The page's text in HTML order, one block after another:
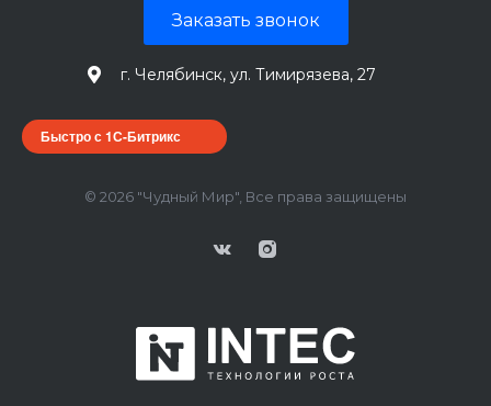
Заказать звонок
г. Челябинск, ул. Тимирязева, 27
Быстро с 1С-Битрикс
© 2026 "Чудный Мир", Все права защищены